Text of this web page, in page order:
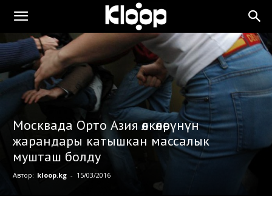
Москвада Орто Азия өлкөлөрүнүн
жарандары катышкан массалык
мушташ болду
Автор: kloop.kg - 15/03/2016